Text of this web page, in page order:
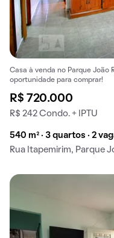
Casa à venda no Parque João
oportunidade para comprar!
R$ 720.000
R$ 242 Condo. + IPTU
540 m² · 3 quartos · 2
Rua Itapemirim, Parque